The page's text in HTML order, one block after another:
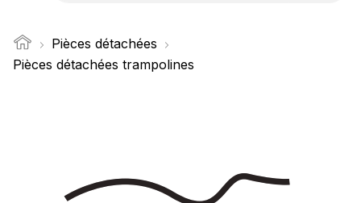
Pièces détachées
Pièces détachées trampolines